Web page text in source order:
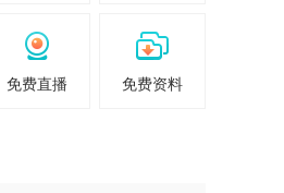
免费直播 免费资料